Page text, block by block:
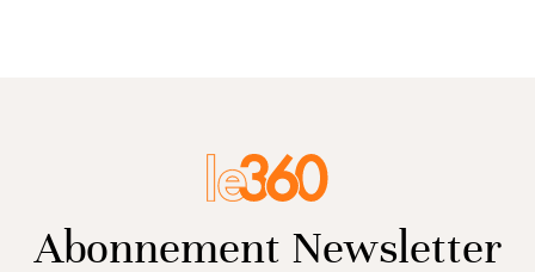
Abonnement Newsletter